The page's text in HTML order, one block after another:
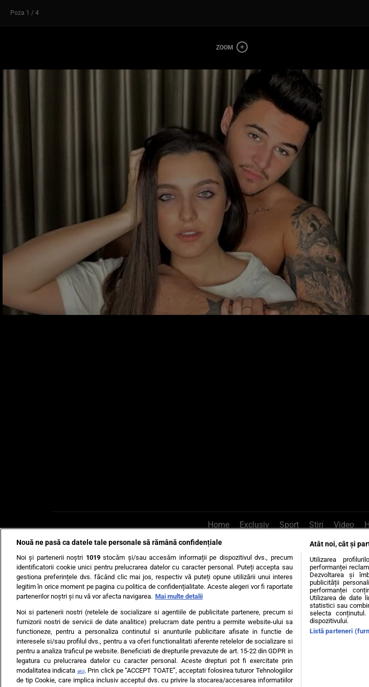
Poza 1 / 4
Home Exclusiv Sport Știri Video
AI UN PONT? Scrie-ne pe Whatsapp, sună la
Știri interne Știri
Ultimele stiri Diete Insula Iubirii Dictionar
Echipa editorială Termeni si condiții Politica de confidențialitate
Nouă ne pasă ca datele tale personale să rămână confidențiale
Noi și partenerii noștri 1019stocăm și/sau accesăm informații pe dispozitivul dvs., precum
identificatorii cookie unici pentru prelucrarea datelor cu caracter personal. Puteți accepta sau
gestiona preferințele dvs. făcând clic mai jos, respectiv vă puteți opune utilizării unui interes
legitim în orice moment pe pagina cu politica de confidențialitate. Aceste alegeri vor fi raportate
partenerilor noștri și nu vă vor afecta navigarea. Mai multe detalii
Noi si partenerii nostri (retelele de socializare si agentiile de publicitate partenere, precum si
furnizorii nostri de servicii de date analitice) prelucram date pentru a permite website-ului sa
functioneze, pentru a personaliza continutul si anunturile publicitare afisate in functie de
interesele si/sau profilul dvs., pentru a va oferi functionalitati aferente retelelor de socializare si
pentru a analiza traficul pe website. Beneficiati de drepturile prevazute de art. 15-22 din GDPR in
legatura cu prelucrarea datelor cu caracter personal. Aceste drepturi pot fi exercitate prin
modalitatea indicata aici. Prin click pe “ACCEPT TOATE”, acceptati folosirea tuturor Tehnologiilor
de tip Cookie, care implica inclusiv acceptul dvs. cu privire la stocarea/accesarea informatiilor
Atât noi, cât și
Utilizarea
performanței
Dezvoltarea și
publicității
performanței
Utilizarea de date
statistici sau
selecta
dispozitivului.
Listă parteneri